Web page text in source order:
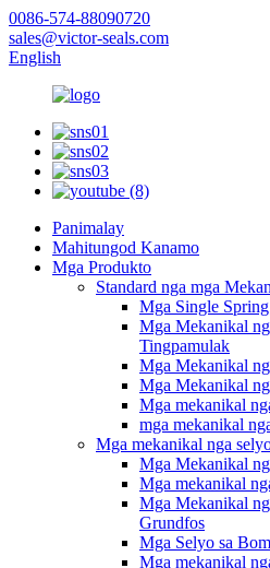
0086-574-88090720
sales@victor-seals.com
English
Panimalay
Mahitungod Kanamo
Mga Produkto
Standard nga mga
Mga Single
Mga Mekanikal
Tingpamulak
Mga Mekanikal
Mga Mekanikal
Mga mekanikal
mga mekanikal
Mga mekanikal nga
Mga Mekanikal
Mga mekanikal
Mga Mekanikal
Grundfos
Mga Selyo sa
Mga mekanikal